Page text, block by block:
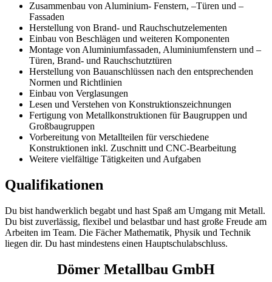
Zusammenbau von Aluminium- Fenstern, –Türen und –
Fassaden
Herstellung von Brand- und Rauchschutzelementen
Einbau von Beschlägen und weiteren Komponenten
Montage von Aluminiumfassaden, Aluminiumfenstern und –
Türen, Brand- und Rauchschutztüren
Herstellung von Bauanschlüssen nach den entsprechenden
Normen und Richtlinien
Einbau von Verglasungen
Lesen und Verstehen von Konstruktionszeichnungen
Fertigung von Metallkonstruktionen für Baugruppen und
Großbaugruppen
Vorbereitung von Metallteilen für verschiedene
Konstruktionen inkl. Zuschnitt und CNC-Bearbeitung
Weitere vielfältige Tätigkeiten und Aufgaben
Qualifikationen
Du bist handwerklich begabt und hast Spaß am Umgang mit Metall.
Du bist zuverlässig, flexibel und belastbar und hast große Freude am
Arbeiten im Team. Die Fächer Mathematik, Physik und Technik
liegen dir. Du hast mindestens einen Hauptschulabschluss.
Dömer Metallbau GmbH